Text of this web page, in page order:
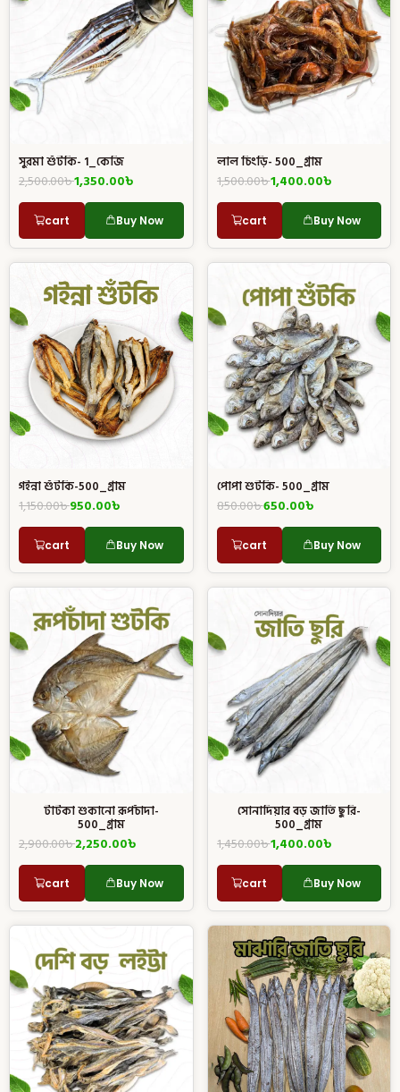
সুরমা শুঁটকি- 1_কেজি
2,500.00৳1,350.00৳
cart Buy Now
লাল চিংড়ি- 500_গ্রাম
1,500.00৳1,400.00৳
cart Buy Now
গইন্না শুঁটকি-500_গ্রাম
1,150.00৳950.00৳
cart Buy Now
পোপা শুটকি- 500_গ্রাম
850.00৳650.00৳
cart Buy Now
টাটকা শুকানো রূপচাঁদা-
500_গ্রাম
2,900.00৳2,250.00৳
cart Buy Now
সোনাদিয়ার বড় জাতি ছুরি-
500_গ্রাম
1,450.00৳1,400.00৳
cart Buy Now